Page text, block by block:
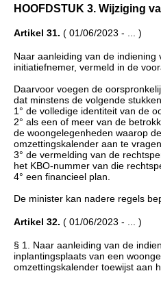
HOOFDSTUK 3. Wijziging
Artikel 31. ( 01/06/2023 - ... )
Naar aanleiding van de
initiatiefnemer, vermeld in de
Daarvoor voegen de
dat minstens de volgende
1° de volledige identiteit van de
2° als een of meer van de
de woongelegenheden waarop
omzettingskalender aan te
3° de vermelding van de
het KBO-nummer van die
4° een financieel plan.
De minister kan nadere regels
Artikel 32. ( 01/06/2023 - ... )
§ 1. Naar aanleiding van de
inplantingsplaats van een
omzettingskalender toewijst aan